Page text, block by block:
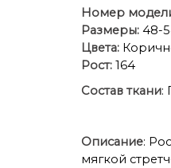
Номер
Размеры: 48-
Цвета:
Рост: 164
Состав ткани:
Описание:
мягкой